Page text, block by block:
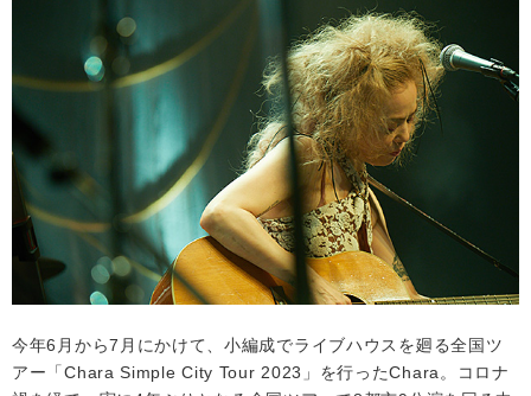
お問い合わせ
閉じる
今年6月から7月にかけて、小編成でライブハウスを廻る全国ツ
アー「Chara Simple City Tour 2023」を行ったChara。コロナ